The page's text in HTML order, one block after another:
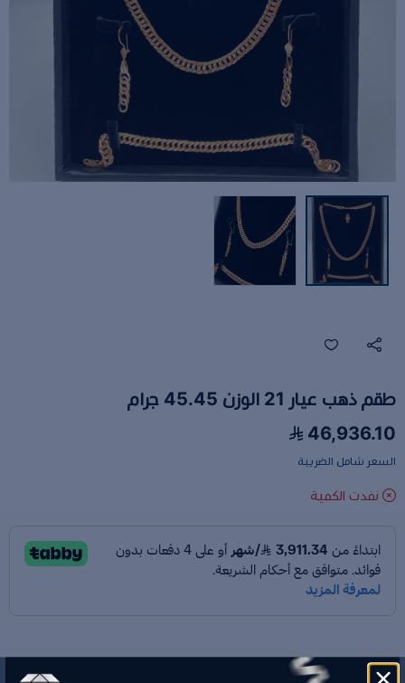
طقم ذهب عيار 21 الوزن 45.45 جرام
46,936.10
السعر شامل الضريبة
نفدت الكمية
رقم الموديل